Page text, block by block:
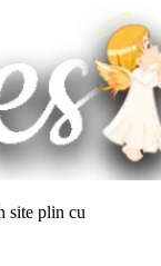
site plin cu